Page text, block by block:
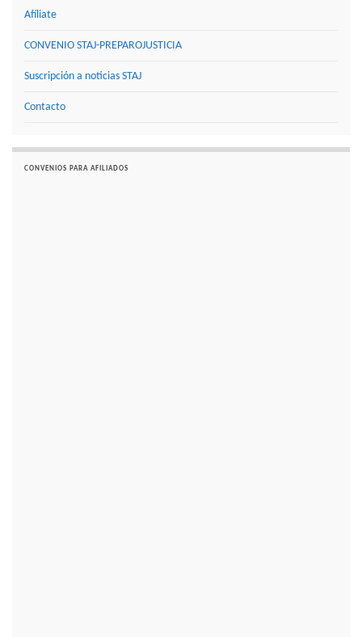
Afíliate
CONVENIO STAJ-PREPAROJUSTICIA
Suscripción a noticias STAJ
Contacto
CONVENIOS PARA AFILIADOS